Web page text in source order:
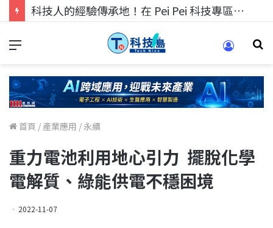
科技人的經驗傳承地！在 Pei Pei 科技專區，與學弟妹交流最硬核的技術
首頁 / 產業應用 /永續
重力電池利用地心引力 擺脫化學
電解質、綠能供電不穩困境
2022-11-07